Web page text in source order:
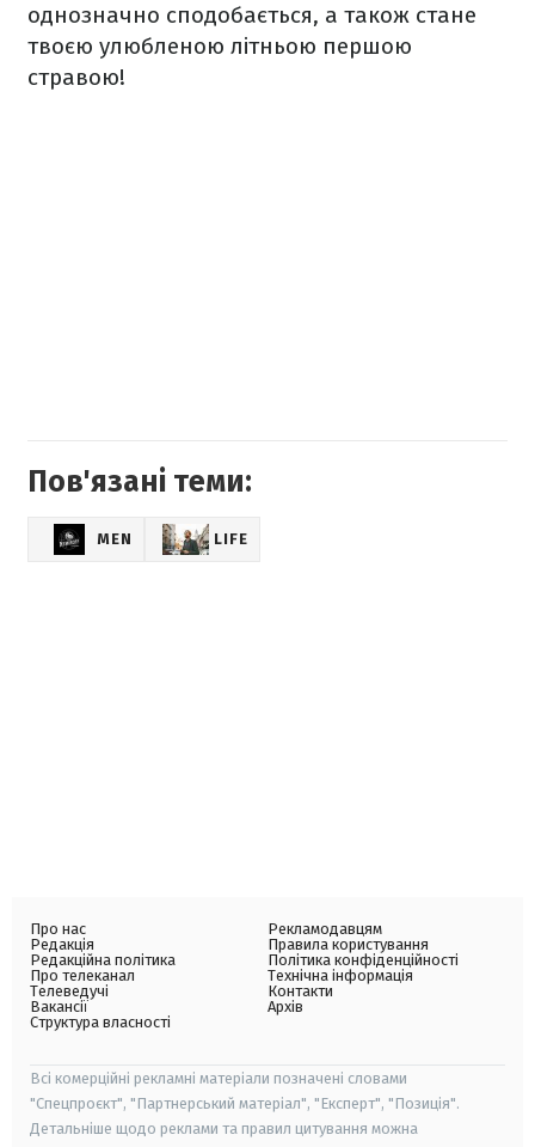
однозначно сподобається, а також стане
твоєю улюбленою літньою першою
стравою!
Пов'язані теми:
MEN LIFE
Про нас
Редакція
Редакційна політика
Про телеканал
Телеведучі
Вакансії
Структура власності
Рекламодавцям
Правила користування
Політика конфіденційності
Технічна інформація
Контакти
Архів
Всі комерційні рекламні матеріали позначені словами
"Спецпроєкт", "Партнерський матеріал", "Експерт", "Позиція".
Детальніше щодо реклами та правил цитування можна